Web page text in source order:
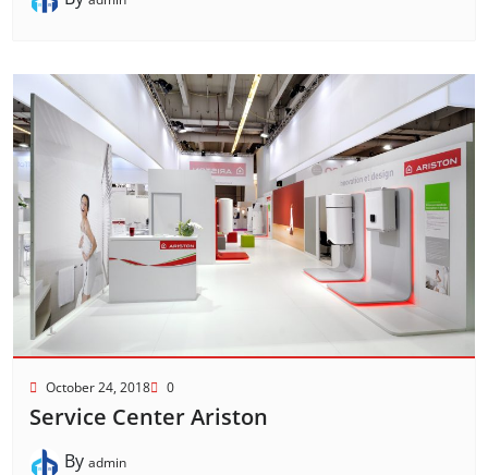
October 24, 2018 0
Service Center Ariston
By admin